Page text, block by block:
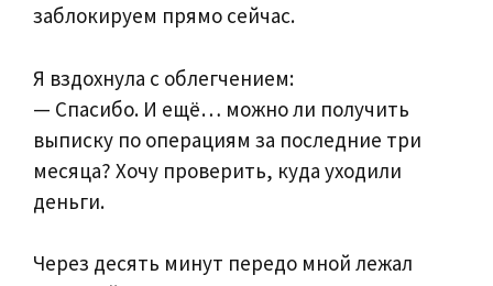
заблокируем прямо сейчас.
Я вздохнула с облегчением:
— Спасибо. И ещё… можно ли получить
выписку по операциям за последние три
месяца? Хочу проверить, куда уходили
деньги.
Через десять минут передо мной лежал